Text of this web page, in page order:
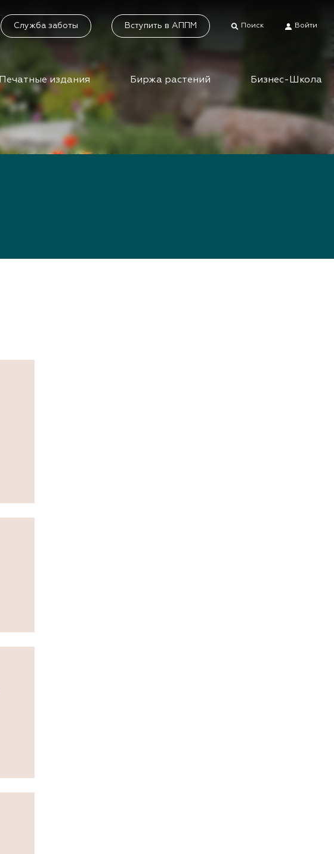
Служба заботы Вступить в АППМ Поиск Войти
Печатные издания Биржа растений Бизнес-Школа
Участники
Биржа растений
отрасли
Каталог растений
Система добровольной